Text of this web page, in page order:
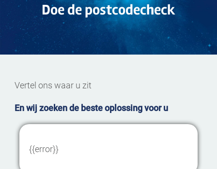
Doe de postcodecheck
Vertel ons waar u zit
En wij zoeken de beste oplossing voor u
{{error}}